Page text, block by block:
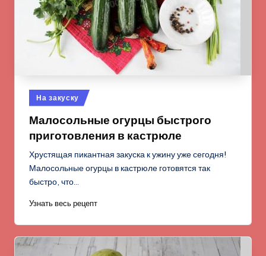
Опубликовано
в
На закуску
Малосольные огурцы быстрого
приготовления в кастрюле
Хрустящая пикантная закуска к ужину уже сегодня!
Малосольные огурцы в кастрюле готовятся так
быстро, что…
Узнать весь рецепт